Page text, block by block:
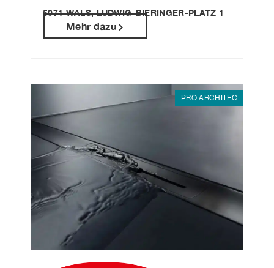
5071 WALS, LUDWIG-BIERINGER-PLATZ 1
Mehr dazu
PRO ARCHITEC